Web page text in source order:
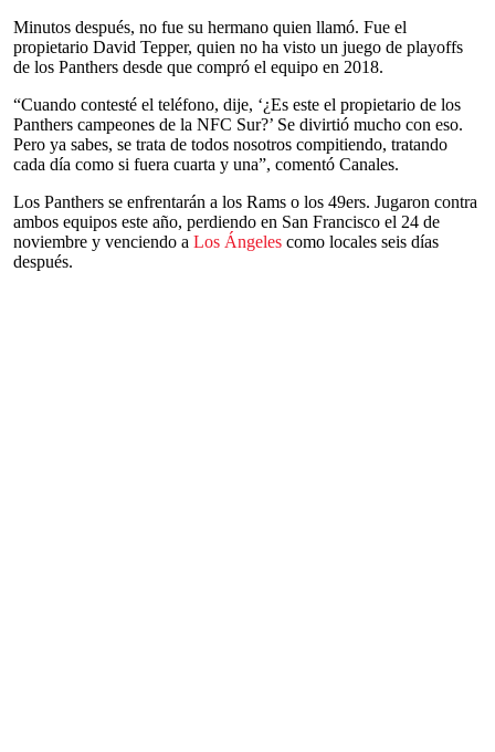
Minutos después, no fue su hermano quien llamó. Fue el
propietario David Tepper, quien no ha visto un juego de playoffs
de los Panthers desde que compró el equipo en 2018.
“Cuando contesté el teléfono, dije, ‘¿Es este el propietario de los
Panthers campeones de la NFC Sur?’ Se divirtió mucho con eso.
Pero ya sabes, se trata de todos nosotros compitiendo, tratando
cada día como si fuera cuarta y una”, comentó Canales.
Los Panthers se enfrentarán a los Rams o los 49ers. Jugaron contra
ambos equipos este año, perdiendo en San Francisco el 24 de
noviembre y venciendo a Los Ángeles como locales seis días
después.